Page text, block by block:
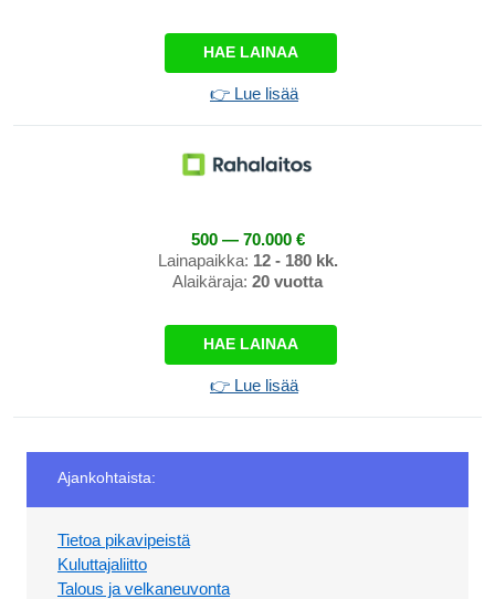
HAE LAINAA
👉 Lue lisää
500 — 70.000 €
Lainapaikka: 12 - 180 kk.
Alaikäraja: 20 vuotta
HAE LAINAA
👉 Lue lisää
Ajankohtaista:
Tietoa pikavipeistä
Kuluttajaliitto
Talous ja velkaneuvonta